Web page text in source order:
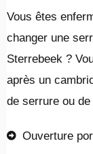
Vous êtes
changer une
Sterrebeek ?
après un
de serrure ou
Ouverture